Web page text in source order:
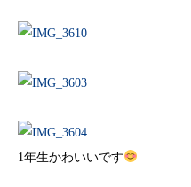
1年生かわいいです